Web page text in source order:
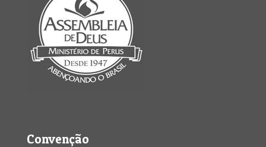
Convenção